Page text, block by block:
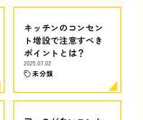
キッチンのコンセン
ト増設で注意すべき
ポイントとは？
2025.07.02
未分類